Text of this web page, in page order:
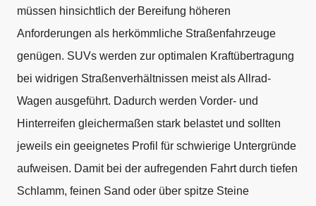
müssen hinsichtlich der Bereifung höheren
Anforderungen als herkömmliche Straßenfahrzeuge
genügen. SUVs werden zur optimalen Kraftübertragung
bei widrigen Straßenverhältnissen meist als Allrad-
Wagen ausgeführt. Dadurch werden Vorder- und
Hinterreifen gleichermaßen stark belastet und sollten
jeweils ein geeignetes Profil für schwierige Untergründe
aufweisen. Damit bei der aufregenden Fahrt durch tiefen
Schlamm, feinen Sand oder über spitze Steine